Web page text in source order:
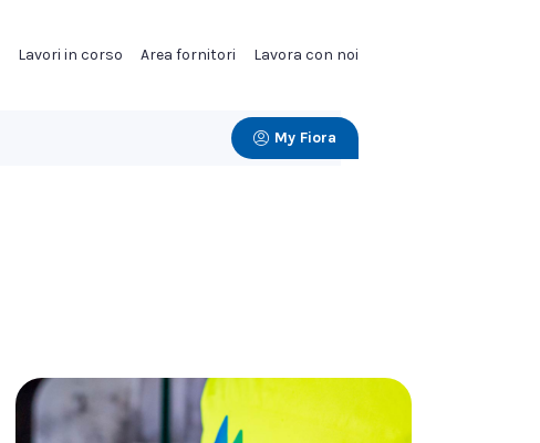
Lavori in corso Area fornitori Lavora con noi
My Fiora